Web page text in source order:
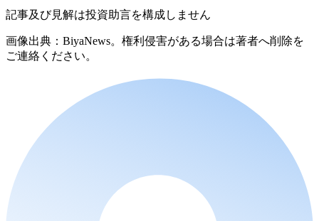
記事及び見解は投資助言を構成しません
画像出典：BiyaNews。権利侵害がある場合は著者へ削除を
ご連絡ください。